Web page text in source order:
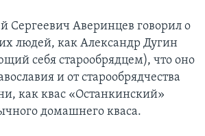
Сергеевич Аверинцев говорил о
людей, как Александр Дугин
себя старообрядцем), что оно
и от старообрядчества
как квас «Останкинский»
домашнего кваса.